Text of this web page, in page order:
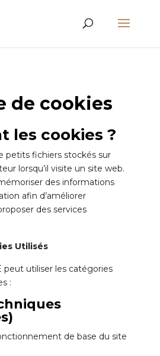
de cookies
les cookies ?
petits fichiers stockés sur
lorsqu’il visite un site web.
des informations
afin d’améliorer
des services
Utilisés
peut utiliser les catégories
:
de base du site